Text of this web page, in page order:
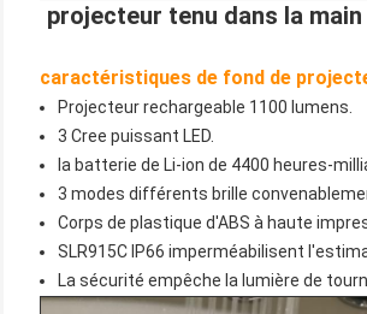
projecteur tenu dans la
caractéristiques de fond de
Projecteur rechargeable 1100 lumens.
3 Cree puissant LED.
la batterie de Li-ion de 4400 heures-
3 modes différents brille
Corps de plastique d'ABS à haute
SLR915C IP66 imperméabilisent
La sécurité empêche la lumière de